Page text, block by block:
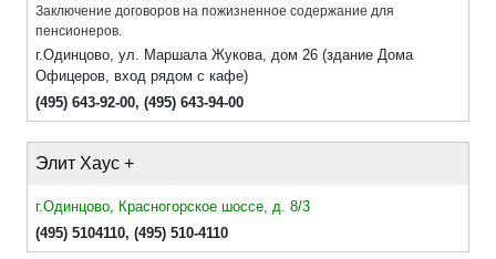
Заключение договоров на пожизненное содержание для
пенсионеров.
г.Одинцово, ул. Маршала Жукова, дом 26 (здание Дома
Офицеров, вход рядом с кафе)
(495) 643-92-00, (495) 643-94-00
Элит Хаус +
г.Одинцово, Красногорское шоссе, д. 8/3
(495) 5104110, (495) 510-4110